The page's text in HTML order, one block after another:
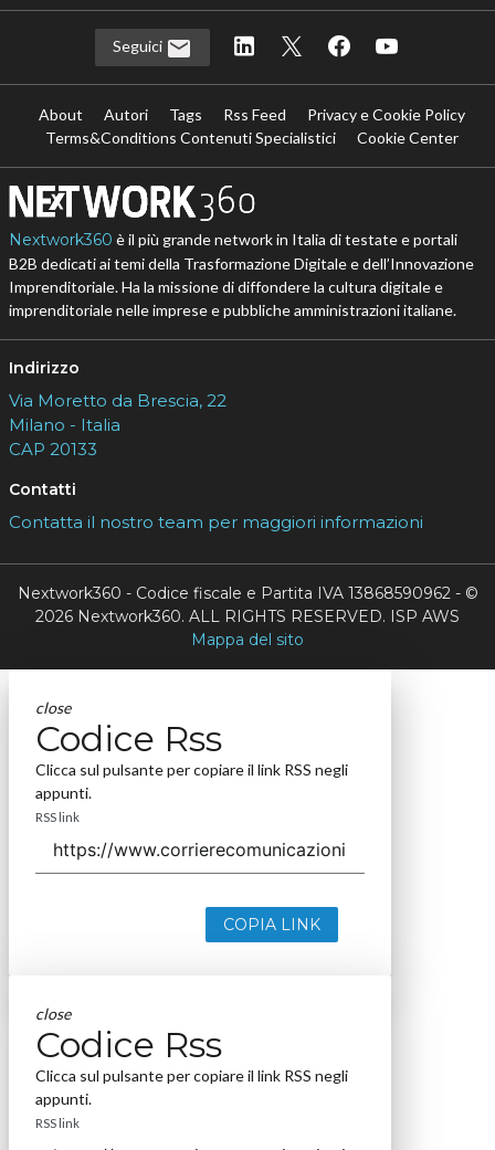
Seguici
About Autori Tags Rss Feed
Privacy e Cookie Policy
Terms&Conditions Contenuti Specialistici
Cookie Center
Nextwork360 è il più grande network in Italia di testate e portali
B2B dedicati ai temi della Trasformazione Digitale e dell’Innovazione
Imprenditoriale. Ha la missione di diffondere la cultura digitale e
imprenditoriale nelle imprese e pubbliche amministrazioni italiane.
Indirizzo
Via Moretto da Brescia, 22
Milano - Italia
CAP 20133
Contatti
Contatta il nostro team per maggiori informazioni
Nextwork360 - Codice fiscale e Partita IVA 13868590962 - ©
2026 Nextwork360. ALL RIGHTS RESERVED. ISP AWS
Mappa del sito
close
Codice Rss
Clicca sul pulsante per copiare il link RSS negli
appunti.
RSS link
COPIA LINK
close
Codice Rss
Clicca sul pulsante per copiare il link RSS negli
appunti.
RSS link